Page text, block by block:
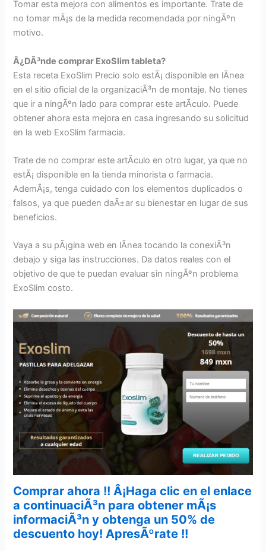
Tomar esta mejora con alimentos es importante. Trate de
no tomar mÃ¡s de la medida recomendada por ningÃºn
motivo.
Â¿DÃ³nde comprar ExoSlim tableta?
Esta receta ExoSlim Precio solo estÃ¡ disponible en lÃ­nea
en el sitio oficial de la organizaciÃ³n de montaje. No tienes
que ir a ningÃºn lado para comprar este artÃ­culo. Puede
obtener ahora esta mejora en casa ingresando su solicitud
en la web ExoSlim farmacia.
Trate de no comprar este artÃ­culo en otro lugar, ya que no
estÃ¡ disponible en la tienda minorista o farmacia.
AdemÃ¡s, tenga cuidado con los elementos duplicados o
falsos, ya que pueden daÃ±ar su bienestar en lugar de sus
beneficios.
Vaya a su pÃ¡gina web en lÃ­nea tocando la conexiÃ³n
debajo y siga las instrucciones. Da datos reales con el
objetivo de que te puedan evaluar sin ningÃºn problema
ExoSlim costo.
Comprar ahora !! Â¡Haga clic en el enlace
a continuaciÃ³n para obtener mÃ¡s
informaciÃ³n y obtenga un 50% de
descuento hoy! ApresÃºrate !!